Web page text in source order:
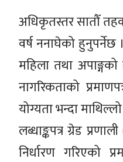
अधिकृतस्तरसातौँ
वर्ष ननाघेको
महिला तथा
नागरिकताको
योग्यता भन्दा
लब्धाङ्कपत्र ग्रेड प्रणाली
निर्धारण गरिएको